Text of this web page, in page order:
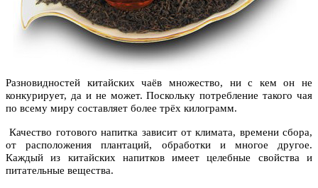
Разновидностей китайских чаёв множество, ни с кем он не
конкурирует, да и не может. Поскольку потребление такого чая
по всему миру составляет более трёх килограмм.
Качество готового напитка зависит от климата, времени сбора,
от расположения плантаций, обработки и многое другое.
Каждый из китайских напитков имеет целебные свойства и
питательные вещества.